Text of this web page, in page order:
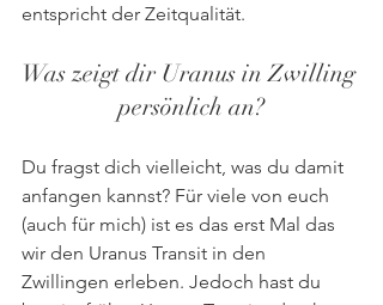
entspricht der Zeitqualität.
Was zeigt dir Uranus in Zwilling
persönlich an?
Du fragst dich vielleicht, was du damit
anfangen kannst? Für viele von euch
(auch für mich) ist es das erst Mal das
wir den Uranus Transit in den
Zwillingen erleben. Jedoch hast du